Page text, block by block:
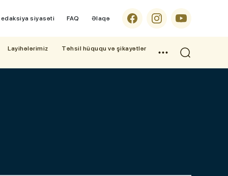
siyasəti FAQ Əlaqə
Layihələrimiz Təhsil hüququ və şikayətlər